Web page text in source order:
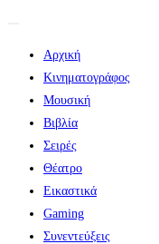
Αρχική
Κινηματογράφος
Μουσική
Βιβλία
Σειρές
Θέατρο
Εικαστικά
Gaming
Συνεντεύξεις